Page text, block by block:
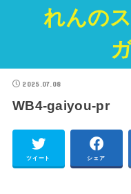
れんの
2025.07.08
WB4-gaiyou-pr
ツイート シェア